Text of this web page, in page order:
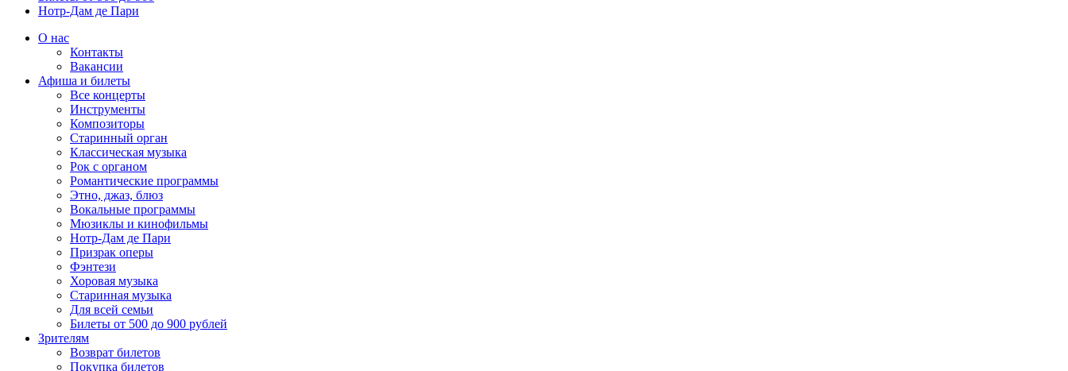
Нотр-Дам де Пари
О нас
Контакты
Вакансии
Афиша и билеты
Все концерты
Инструменты
Композиторы
Старинный орган
Классическая музыка
Рок с органом
Романтические программы
Этно, джаз, блюз
Вокальные программы
Мюзиклы и кинофильмы
Нотр-Дам де Пари
Призрак оперы
Фэнтези
Хоровая музыка
Старинная музыка
Для всей семьи
Билеты от 500 до 900 рублей
Зрителям
Возврат билетов
Покупка билетов